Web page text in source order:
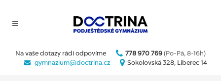
Na vaše dotazy rádi odpovíme 778 970 769 (Po-Pá, 8-16h)
gymnazium@doctrina.cz
Sokolovská 328, Liberec 14